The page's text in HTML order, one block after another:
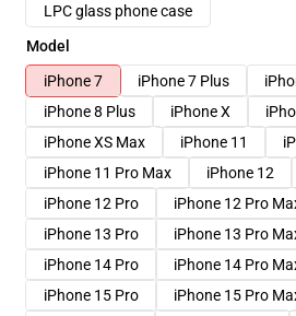
LPC glass phone case
Model
iPhone 7
iPhone 7 Plus
iPhone 8 Plus
iPhone X
iPhone XS Max
iPhone 11
iPhone 11 Pro Max
iPhone 12
iPhone 12 Pro
iPhone 12 Pro
iPhone 13 Pro
iPhone 13 Pro
iPhone 14 Pro
iPhone 14 Pro
iPhone 15 Pro
iPhone 15 Pro